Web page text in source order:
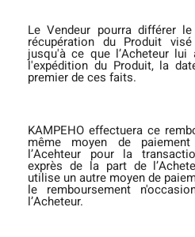
Le Vendeur pourra différer
récupération du Produit
jusqu'à ce que l’Acheteur
l'expédition du Produit, la
premier de ces faits.
KAMPEHO effectuera ce
même moyen de
l’Acehteur pour la
exprès de la part de
utilise un autre moyen de
le remboursement
l’Acheteur.